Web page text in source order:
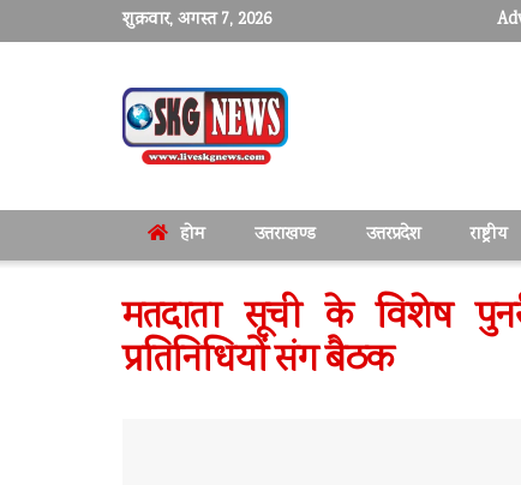
शुक्रवार, अगस्त 7, 2026
होम उत्तराखण्ड उत्तरप्रदेश राष्ट्रीय
मतदाता सूची के विशेष
प्रतिनिधियों संग बैठक